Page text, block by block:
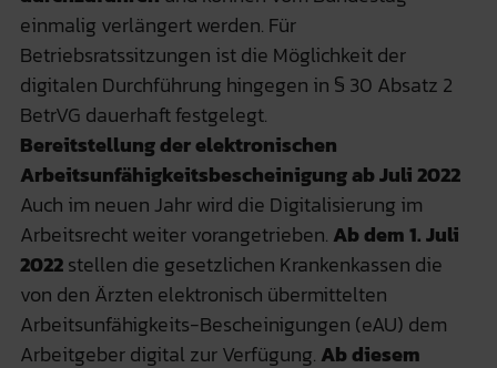
einmalig verlängert werden. Für
Betriebsratssitzungen ist die Möglichkeit der
digitalen Durchführung hingegen in § 30 Absatz 2
BetrVG dauerhaft festgelegt.
Bereitstellung der elektronischen
Arbeitsunfähigkeitsbescheinigung ab Juli 2022
Auch im neuen Jahr wird die Digitalisierung im
Arbeitsrecht weiter vorangetrieben. Ab dem 1. Juli
2022stellen die gesetzlichen Krankenkassen die
von den Ärzten elektronisch übermittelten
Arbeitsunfähigkeits-Bescheinigungen (eAU) dem
Arbeitgeber digital zur Verfügung. Ab diesem